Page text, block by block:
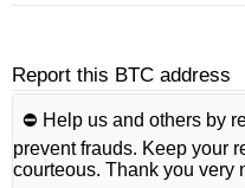
Report this BTC address
⛔️ Help us and others by
prevent frauds. Keep your
courteous. Thank you very